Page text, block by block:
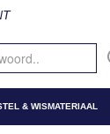
& WISMATERIAAL